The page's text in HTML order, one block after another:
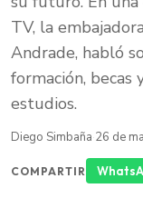
TV, la
Andrade, habló
formación, becas
estudios.
Diego Simbaña·26 de
COMPARTIR